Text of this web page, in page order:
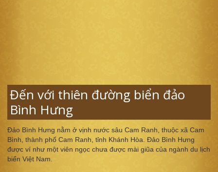
Đến với thiên đường biển đảo
Bình Hưng
Đảo Bình Hưng nằm ở vịnh nước sâu Cam Ranh, thuộc xã Cam
Bình, thành phố Cam Ranh, tỉnh Khánh Hòa. Đảo Bình Hưng
được ví như một viên ngọc chưa được mài giũa của ngành du lịch
biển Việt Nam.